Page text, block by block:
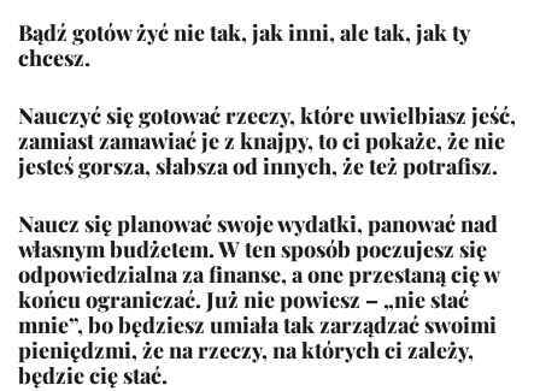
Bądź gotów żyć nie tak, jak inni, ale tak, jak ty
chcesz.
Nauczyć się gotować rzeczy, które uwielbiasz jeść,
zamiast zamawiać je z knajpy, to ci pokaże, że nie
jesteś gorsza, słabsza od innych, że też potrafisz.
Naucz się planować swoje wydatki, panować nad
własnym budżetem. W ten sposób poczujesz się
odpowiedzialna za finanse, a one przestaną cię w
końcu ograniczać. Już nie powiesz – „nie stać
mnie”, bo będziesz umiała tak zarządzać swoimi
pieniędzmi, że na rzeczy, na których ci zależy,
będzie cię stać.